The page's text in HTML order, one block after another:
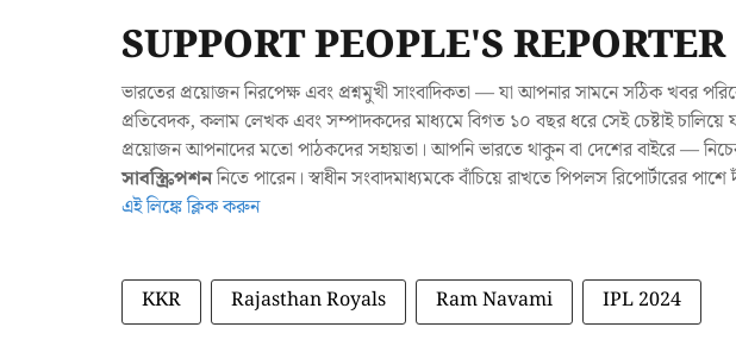
SUPPORT PEOPLE'S REPORTER
ভারতের প্রয়োজন নিরপেক্ষ এবং প্রশ্নমুখী সাংবাদিকতা — যা আপনার সামনে সঠিক খবর
প্রতিবেদক, কলাম লেখক এবং সম্পাদকদের মাধ্যমে বিগত ১০ বছর ধরে সেই চেষ্টাই চালিয়ে
প্রয়োজন আপনাদের মতো পাঠকদের সহায়তা। আপনি ভারতে থাকুন বা দেশের বাইরে —
সাবস্ক্রিপশননিতে পারেন। স্বাধীন সংবাদমাধ্যমকে বাঁচিয়ে রাখতে পিপলস রিপোর্টারের পাশে
এই লিঙ্কে ক্লিক করুন
KKR Rajasthan Royals Ram Navami IPL 2024